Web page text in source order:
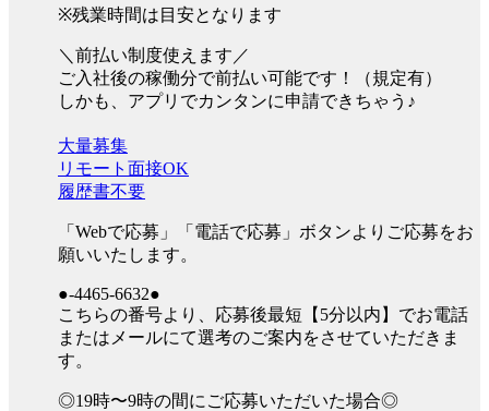
※残業時間は目安となります
＼前払い制度使えます／
ご入社後の稼働分で前払い可能です！（規定有）
しかも、アプリでカンタンに申請できちゃう♪
大量募集
リモート面接OK
履歴書不要
「Webで応募」「電話で応募」ボタンよりご応募をお
願いいたします。
●-4465-6632●
こちらの番号より、応募後最短【5分以内】でお電話
またはメールにて選考のご案内をさせていただきま
す。
◎19時〜9時の間にご応募いただいた場合◎